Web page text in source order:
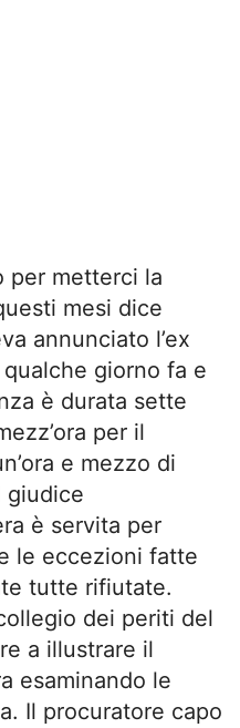
per metterci la
mesi dice
annunciato l’ex
giorno fa e
è durata sette
per il
e mezzo di
giudice
è servita per
le eccezioni fatte
tutte rifiutate.
dei periti del
a illustrare il
esaminando le
Il procuratore capo